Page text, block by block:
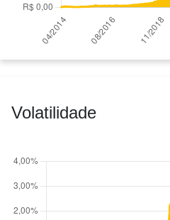
Volatilidade